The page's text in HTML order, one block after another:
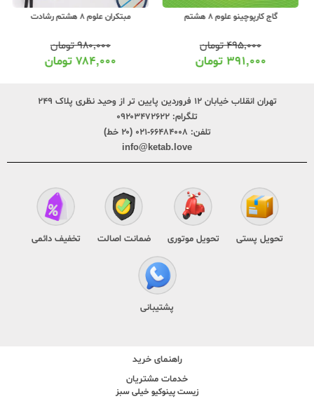
گاج کارپوچینو علوم 8 هشتم
۴۹۵,۰۰۰تومان
۳۹۱,۰۰۰تومان
مبتکران علوم 8 هشتم رشادت
۹۸۰,۰۰۰تومان
۷۸۴,۰۰۰تومان
تهران انقلاب خیابان ۱۲ فروردین پایین تر از وحید نظری پلاک ۲۴۹
تلگرام: ۰۹۲۰۳۴۷۲۶۲۲
تلفن: ۶۶۴۸۴۰۰۸-۰۲۱ (۲۰ خط)
info@ketab.love
تحویل پستی تحویل موتوری ضمانت اصالت تخفیف دائمی
پشتیبانی
راهنمای خرید
خدمات مشتریان
زیست پینوکیو خیلی سبز